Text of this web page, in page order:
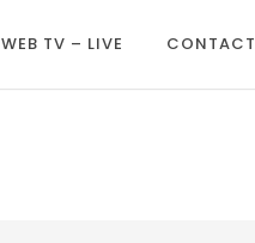
WEB TV – LIVE CONTACT